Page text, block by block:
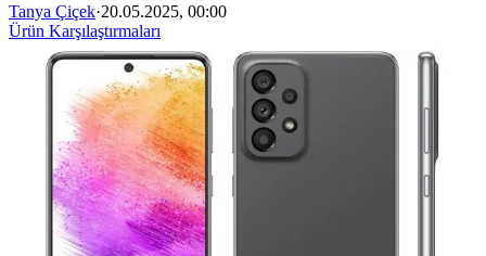
Tanya Çiçek·20.05.2025, 00:00
Ürün Karşılaştırmaları